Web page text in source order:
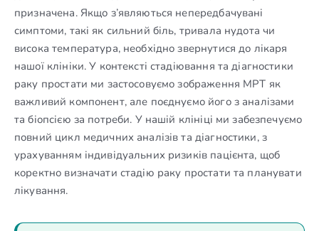
призначена. Якщо з’являються непередбачувані
симптоми, такі як сильний біль, тривала нудота чи
висока температура, необхідно звернутися до лікаря
нашої клініки. У контексті стадіювання та діагностики
раку простати ми застосовуємо зображення МРТ як
важливий компонент, але поєднуємо його з аналізами
та біопсією за потреби. У нашій клініці ми забезпечуємо
повний цикл медичних аналізів та діагностики, з
урахуванням індивідуальних ризиків пацієнта, щоб
коректно визначати стадію раку простати та планувати
лікування.